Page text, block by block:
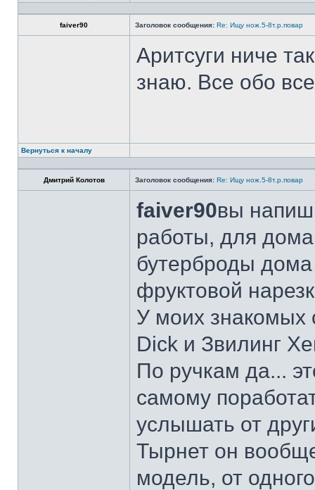
faiver90 Заголовок сообщения: Re: Ищу нож.5-8т.р.повар
Аритсуги ниче
знаю. Все обо
Вернуться к началу
Дмитрий Колотов Заголовок сообщения: Re: Ищу нож.5-8т.р.повар
faiver90вы
работы, для
бутерброды дома
фруктовой
У моих знакомых
Dick и Звилинг
По ручкам да...
самому
услышать от
Тырнет он
модель, от